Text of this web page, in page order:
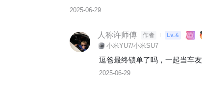
2025-06-29
人称许师傅 作者 Lv.4
小米YU7/小米SU7
逗爸最终锁单了吗，一起当车友
2025-06-29